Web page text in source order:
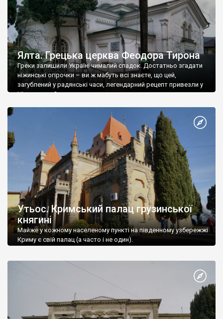
Ялта. Грецька церква Феодора Тирона
Греки залишили Україні чималий спадок. Достатньо згадати
ніжинські огірочки – ви ж мабуть всі знаєте, що цей,
загублений у радянські часи, легендарний рецепт привезли у
Ніжин греки?
Утьос. Кримський палац грузинської
княгині
Майже у кожному населеному пункті на південному узбережжі
Криму є свій палац (а часто і не один).